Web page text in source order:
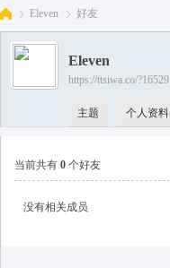
›
Eleven 好友
Eleven
https://ttsiwa.co/?16529
主题 个人资料
当前共有 0 个好友
没有相关成员